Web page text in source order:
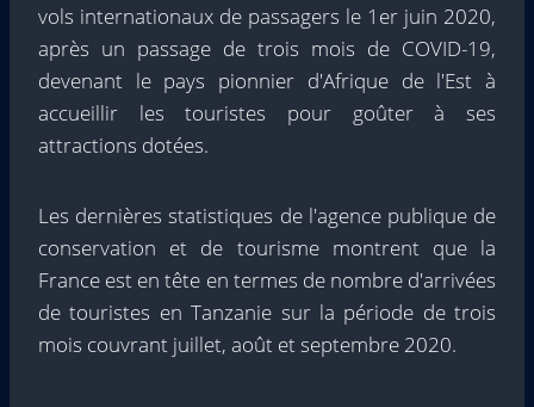
vols internationaux de passagers le 1er juin 2020,
après un passage de trois mois de COVID-19,
devenant le pays pionnier d'Afrique de l'Est à
accueillir les touristes pour goûter à ses
attractions dotées.
Les dernières statistiques de l'agence publique de
conservation et de tourisme montrent que la
France est en tête en termes de nombre d'arrivées
de touristes en Tanzanie sur la période de trois
mois couvrant juillet, août et septembre 2020.